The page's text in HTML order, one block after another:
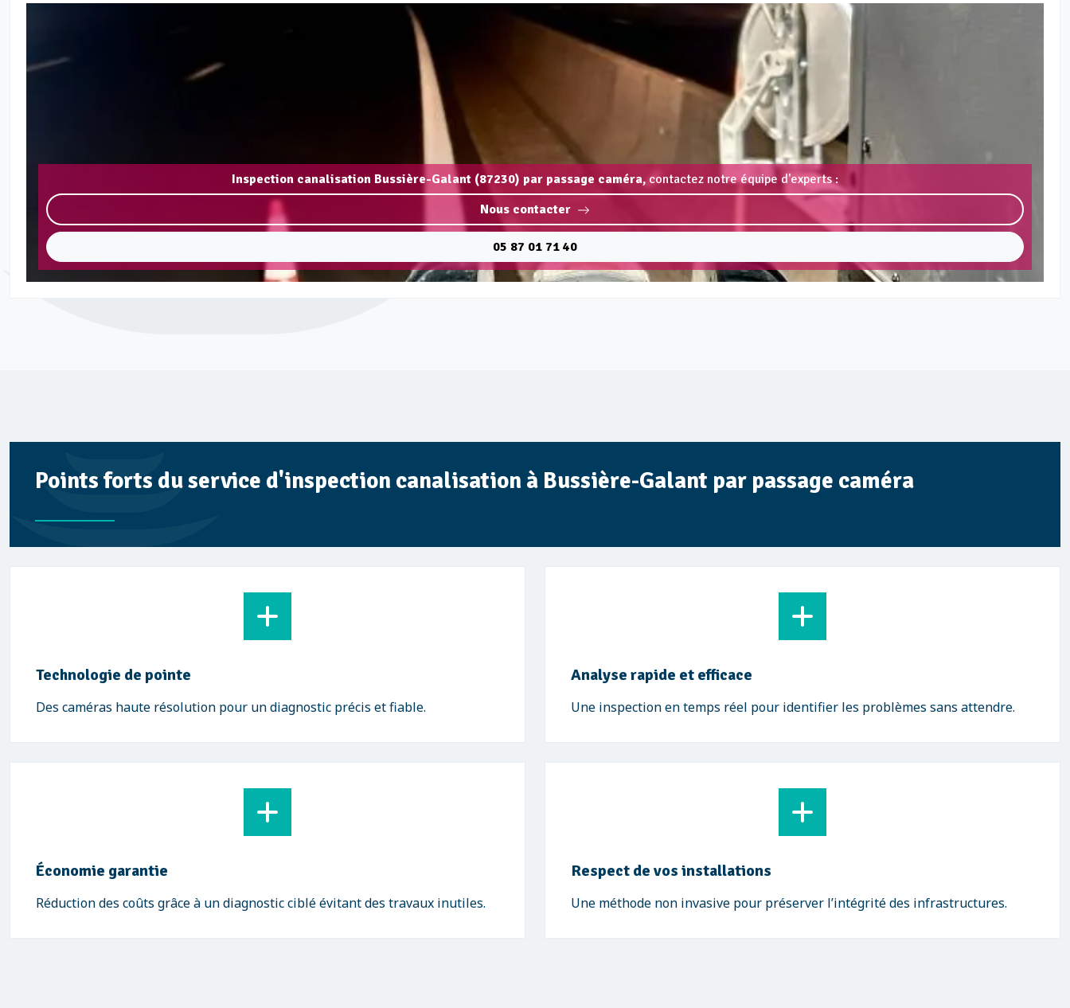
Inspection canalisation Bussière-Galant (87230) par passage caméra, contactez notre équipe d'experts :
Nous contacter
05 87 01 71 40
Points forts du service d'inspection canalisation à Bussière-Galant par passage caméra
Technologie de pointe
Des caméras haute résolution pour un diagnostic précis et fiable.
Analyse rapide et efficace
Une inspection en temps réel pour identifier les problèmes sans attendre.
Économie garantie
Réduction des coûts grâce à un diagnostic ciblé évitant des travaux inutiles.
Respect de vos installations
Une méthode non invasive pour préserver l’intégrité des infrastructures.